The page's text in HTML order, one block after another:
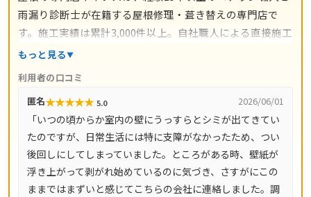
雨漏り診断士が在籍する屋根修理・葺き替えの専門店で
す。施工実績は累計3,000件以上。自社職人による直接施工
で中間マージンを省き、瓦交換2,000円〜/枚、屋根カバー
金目安を明示しています。工事には10年間の保証が付き、
現地調査・お見積り・ドローン調査・出張費はすべて無
料。電話受付は8時〜18時、LINE・メールなら24時間相談
でき、最短即日で駆けつけます。大阪府をはじめ、兵庫
県・京都府・奈良県・滋賀県など全国14都道府県に対応し
ています。
もっと見る
利用者の口コミ
匿名★★★★★ 5.0 2026/06/01
「いつの頃からか室内の壁にうっすらとシミが出てきてい
たのですが、日常生活には特に支障がなかったため、つい
後回しにしてしまっていました。ところがある時、壁紙が
浮き上がって剥がれ始めているのに気づき、さすがにこの
ままではまずいと感じてこちらの会社に連絡しました。調